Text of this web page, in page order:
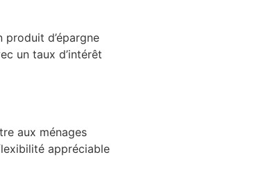
produit d’épargne
un taux d’intérêt
aux ménages
appréciable